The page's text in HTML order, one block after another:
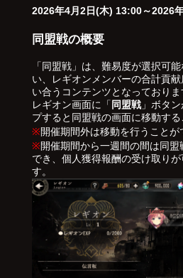
2026年4月2日(木) 13:00～2026
同盟戦の概要
「同盟戦」は、難易度が選択可
い、レギオンメンバーの合計貢
い合うコンテンツとなっておりま
レギオン画面に「 同盟戦」ボタン
プすると同盟戦の画面に移動する
※開催期間外は移動を行うことが
※開催期間から一週間の間は同
でき、個人獲得報酬の受け取り
す。